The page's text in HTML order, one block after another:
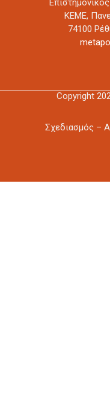
ΚΕΜΕ,
74100
Copyright
Σχεδιασμός –